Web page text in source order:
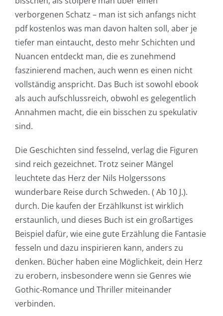
verborgenen Schatz – man ist sich anfangs nicht
pdf kostenlos was man davon halten soll, aber je
tiefer man eintaucht, desto mehr Schichten und
Nuancen entdeckt man, die es zunehmend
faszinierend machen, auch wenn es einen nicht
vollständig anspricht. Das Buch ist sowohl ebook
als auch aufschlussreich, obwohl es gelegentlich
Annahmen macht, die ein bisschen zu spekulativ
sind.
Die Geschichten sind fesselnd, verlag die Figuren
sind reich gezeichnet. Trotz seiner Mängel
leuchtete das Herz der Nils Holgerssons
wunderbare Reise durch Schweden. ( Ab 10 J.).
durch. Die kaufen der Erzählkunst ist wirklich
erstaunlich, und dieses Buch ist ein großartiges
Beispiel dafür, wie eine gute Erzählung die Fantasie
fesseln und dazu inspirieren kann, anders zu
denken. Bücher haben eine Möglichkeit, dein Herz
zu erobern, insbesondere wenn sie Genres wie
Gothic-Romance und Thriller miteinander
verbinden.